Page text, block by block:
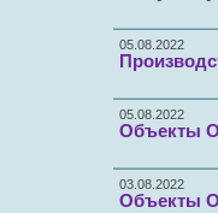
05.08.2022
05.08.2022
Объекты
03.08.2022
Объекты